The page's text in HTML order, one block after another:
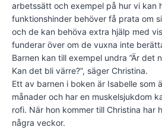
arbetssätt och exempel på hur vi kan
funktionshinder behöver få prata om
och de kan behöva extra hjälp med
funderar över om de vuxna inte
Barnen kan till exempel undra ”Är det
Kan det bli värre?”, säger Christina.
Ett av barnen i boken är Isabelle som
månader och har en muskelsjukdom
rofi. När hon kommer till Christina har
några veckor.